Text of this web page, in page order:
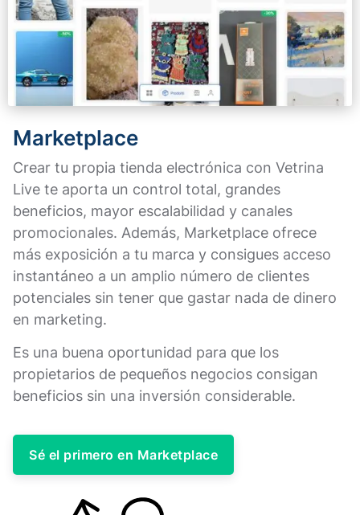
Marketplace
Crear tu propia tienda electrónica con Vetrina
Live te aporta un control total, grandes
beneficios, mayor escalabilidad y canales
promocionales. Además, Marketplace ofrece
más exposición a tu marca y consigues acceso
instantáneo a un amplio número de clientes
potenciales sin tener que gastar nada de dinero
en marketing.
Es una buena oportunidad para que los
propietarios de pequeños negocios consigan
beneficios sin una inversión considerable.
Sé el primero en Marketplace